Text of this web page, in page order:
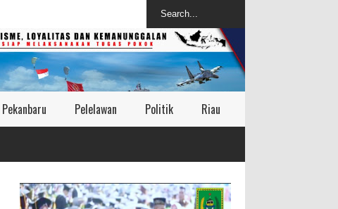
Pekanbaru Pelelawan Politik Riau